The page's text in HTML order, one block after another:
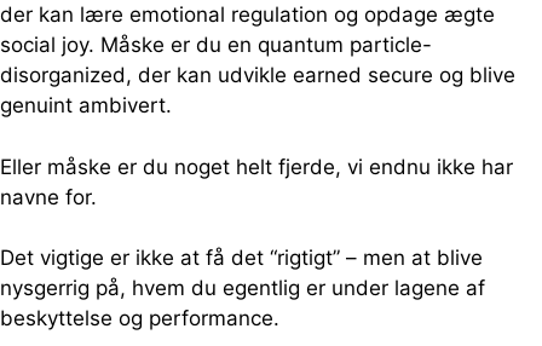
der kan lære emotional regulation og opdage ægte
social joy. Måske er du en quantum particle-
disorganized, der kan udvikle earned secure og blive
genuint ambivert.
Eller måske er du noget helt fjerde, vi endnu ikke har
navne for.
Det vigtige er ikke at få det “rigtigt” – men at blive
nysgerrig på, hvem du egentlig er under lagene af
beskyttelse og performance.